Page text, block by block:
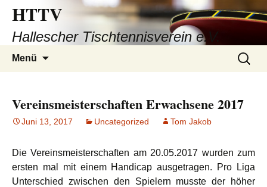
HTTV
Hallescher Tischtennisverein e.V.
Menü
Suchen
nach:
Vereinsmeisterschaften Erwachsene 2017
Juni 13, 2017 Uncategorized Tom Jakob
Die Vereinsmeisterschaften am 20.05.2017 wurden zum
ersten mal mit einem Handicap ausgetragen. Pro Liga
Unterschied zwischen den Spielern musste der höher